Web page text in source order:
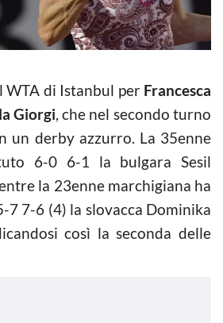
WTA di Istanbul per Francesca
Giorgi, che nel secondo turno
un derby azzurro. La 35enne
6-0 6-1 la bulgara Sesil
la 23enne marchigiana ha
7 7-6 (4) la slovacca Dominika
così la seconda delle